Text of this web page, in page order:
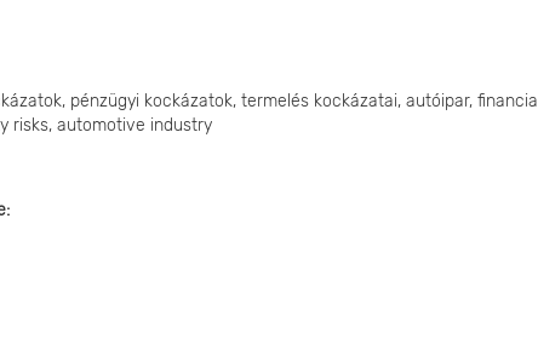
pénzügyi kockázatok, termelés kockázatai, autóipar, financial
risks, automotive industry